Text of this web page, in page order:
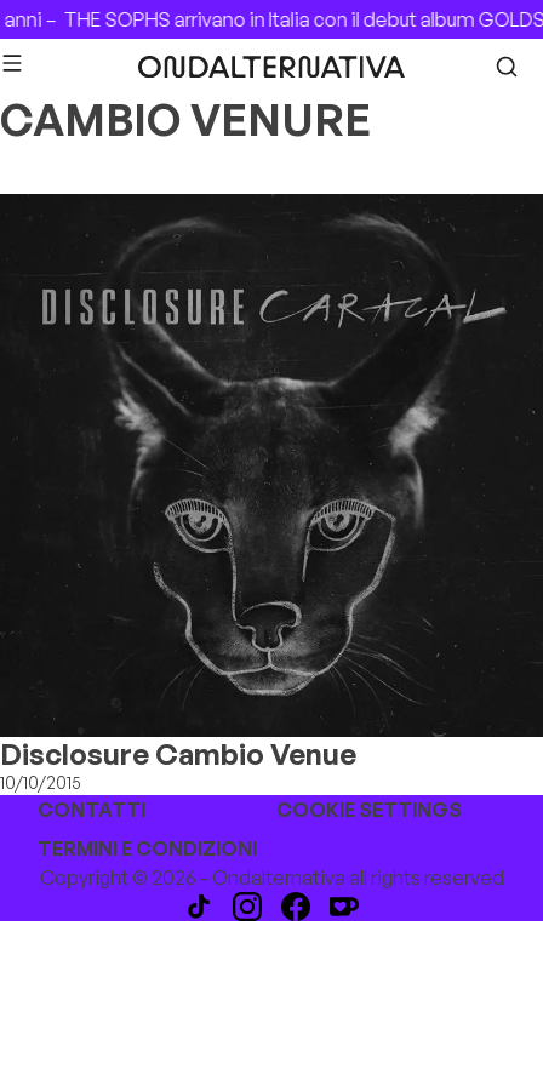
Skip to content
– THE SOPHS arrivano in Italia con il debut album
CAMBIO VENURE
Disclosure Cambio Venue
10/10/2015
CONTATTI
COOKIE SETTINGS
TERMINI E CONDIZIONI
Copyright © 2026 - Ondalternativa all rights reserved